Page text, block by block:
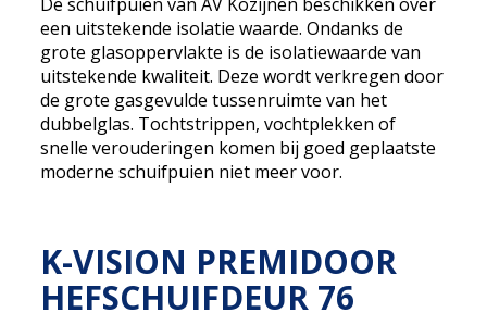
De schuifpuien van AV Kozijnen beschikken over
een uitstekende isolatie waarde. Ondanks de
grote glasoppervlakte is de isolatiewaarde van
uitstekende kwaliteit. Deze wordt verkregen door
de grote gasgevulde tussenruimte van het
dubbelglas. Tochtstrippen, vochtplekken of
snelle verouderingen komen bij goed geplaatste
moderne schuifpuien niet meer voor.
K-VISION PREMIDOOR
HEFSCHUIFDEUR 76